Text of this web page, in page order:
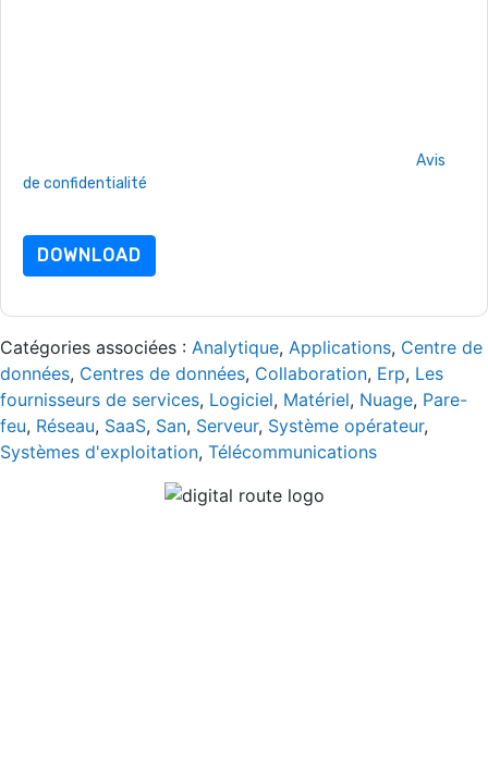
Avis
de confidentialité
DOWNLOAD
Catégories associées : Analytique, Applications, Centre de
données, Centres de données, Collaboration, Erp, Les
fournisseurs de services, Logiciel, Matériel, Nuage, Pare-
feu, Réseau, SaaS, San, Serveur, Système opérateur,
Systèmes d'exploitation, Télécommunications